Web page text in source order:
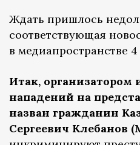
Ждать пришлось
соответствующая
в медиапространстве 4
Итак,
нападений на
назван гражданин
Сергеевич Клебанов